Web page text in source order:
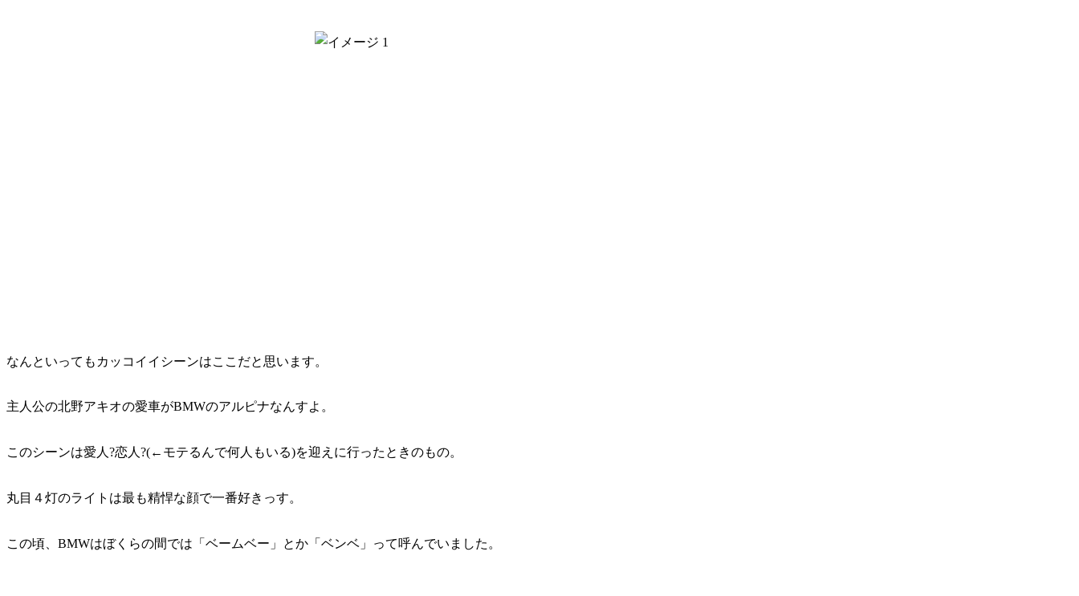
なんといってもカッコイイシーンはここだと思います。
主人公の北野アキオの愛車がBMWのアルピナなんすよ。
このシーンは愛人?恋人?(←モテるんで何人もいる)を迎えに行ったときのもの。
丸目４灯のライトは最も精悍な顔で一番好きっす。
この頃、BMWはぼくらの間では「ベームベー」とか「ベンベ」って呼んでいました。